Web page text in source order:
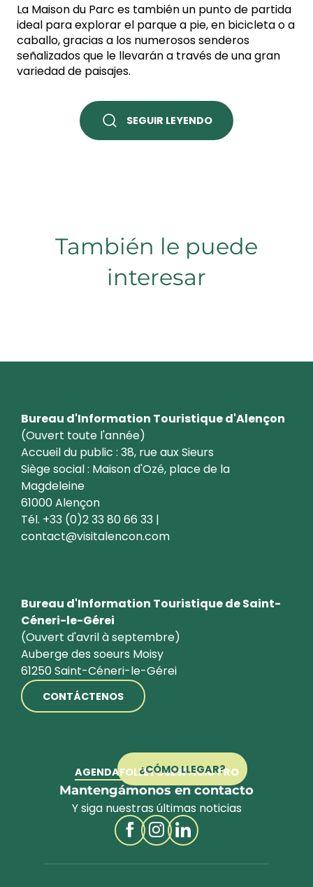
La Maison du Parc es también un punto de partida
ideal para explorar el parque a pie, en bicicleta o a
caballo, gracias a los numerosos senderos
señalizados que le llevarán a través de una gran
variedad de paisajes.
SEGUIR LEYENDO
También le puede
interesar
Bureau d'Information Touristique d'Alençon
(Ouvert toute l'année)
Accueil du public : 38, rue aux Sieurs
Siège social : Maison d'Ozé, place de la
Magdeleine
61000 Alençon
Tél. +33 (0)2 33 80 66 33 |
contact@visitalencon.com
Bureau d'Information Touristique de Saint-
Céneri-le-Gérei
(Ouvert d'avril à septembre)
Auberge des soeurs Moisy
61250 Saint-Céneri-le-Gérei
CONTÁCTENOS
¿CÓMO LLEGAR?
AGENDAFOLLETOSESPACIO PRO
Mantengámonos en contacto
Y siga nuestras últimas noticias